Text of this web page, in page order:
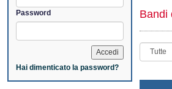
Password
Hai dimenticato la password?
Bandi